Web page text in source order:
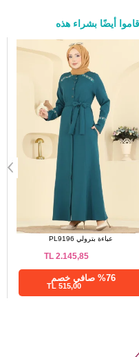
أيضًا بشراء هذه
a>
عباءة اخضر عفني 24094UKBK1160
1.750,01
%76 صافي خصم
420,00 TL